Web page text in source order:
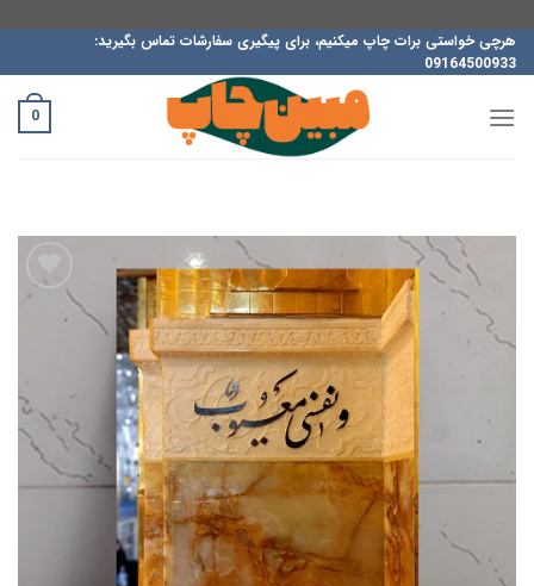
محتوا
بروید
هرچی خواستی برات چاپ میکنیم، برای پیگیری سفارشات تماس بگیرید:
09164500933
0
مندی
ها